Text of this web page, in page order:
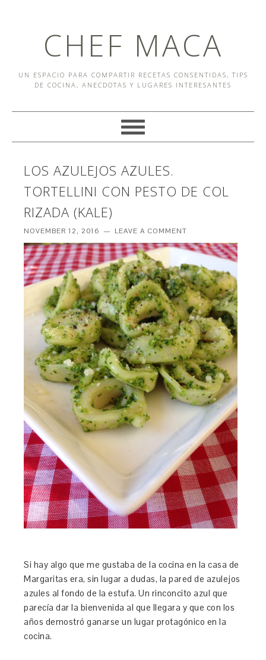
CHEF MACA
UN ESPACIO PARA COMPARTIR RECETAS CONSENTIDAS, TIPS
DE COCINA, ANECDOTAS Y LUGARES INTERESANTES
LOS AZULEJOS AZULES.
TORTELLINI CON PESTO DE COL
RIZADA (KALE)
NOVEMBER 12, 2016 LEAVE A COMMENT
Si hay algo que me gustaba de la cocina en la casa de
Margaritas era, sin lugar a dudas, la pared de azulejos
azules al fondo de la estufa. Un rinconcito azul que
parecía dar la bienvenida al que llegara y que con los
años demostró ganarse un lugar protagónico en la
cocina.